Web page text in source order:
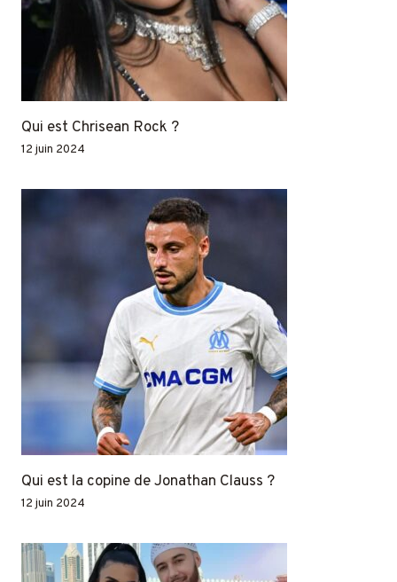
Qui est Chrisean Rock ?
12 juin 2024
Qui est la copine de Jonathan Clauss ?
12 juin 2024